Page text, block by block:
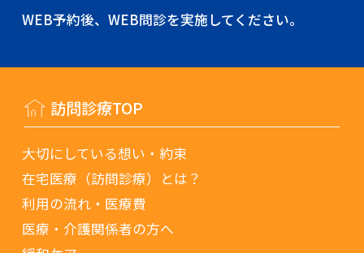
WEB予約後、WEB問診を実施してください。
訪問診療TOP
大切にしている想い・約束
在宅医療（訪問診療）とは？
利用の流れ・医療費
医療・介護関係者の方へ